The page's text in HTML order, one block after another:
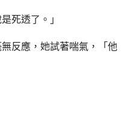
死透了。」
反應，她試著喘氣，「他